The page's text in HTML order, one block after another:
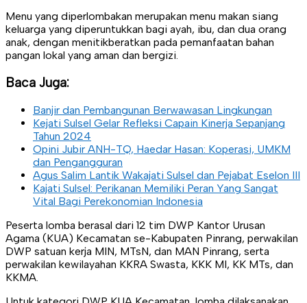
Menu yang diperlombakan merupakan menu makan siang
keluarga yang diperuntukkan bagi ayah, ibu, dan dua orang
anak, dengan menitikberatkan pada pemanfaatan bahan
pangan lokal yang aman dan bergizi.
Baca Juga:
Banjir dan Pembangunan Berwawasan Lingkungan
Kejati Sulsel Gelar Refleksi Capain Kinerja Sepanjang
Tahun 2024
Opini Jubir ANH-TQ, Haedar Hasan: Koperasi, UMKM
dan Pengangguran
Agus Salim Lantik Wakajati Sulsel dan Pejabat Eselon III
Kajati Sulsel: Perikanan Memiliki Peran Yang Sangat
Vital Bagi Perekonomian Indonesia
Peserta lomba berasal dari 12 tim DWP Kantor Urusan
Agama (KUA) Kecamatan se-Kabupaten Pinrang, perwakilan
DWP satuan kerja MIN, MTsN, dan MAN Pinrang, serta
perwakilan kewilayahan KKRA Swasta, KKK MI, KK MTs, dan
KKMA.